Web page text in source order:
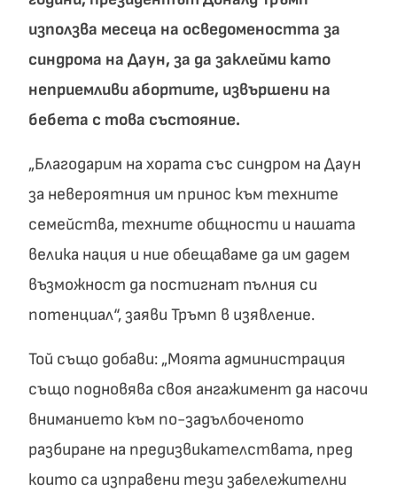
използва месеца на осведомеността за
синдрома на Даун, за да заклейми като
неприемливи абортите, извършени на
бебета с това състояние.
„Благодарим на хората със синдром на Даун
за невероятния им принос към техните
семейства, техните общности и нашата
велика нация и ние обещаваме да им дадем
възможност да постигнат пълния си
потенциал“, заяви Тръмп в изявление.
Той също добави: „Моята администрация
също подновява своя ангажимент да насочи
вниманието към по-задълбоченото
разбиране на предизвикателствата, пред
които са изправени тези забележителни